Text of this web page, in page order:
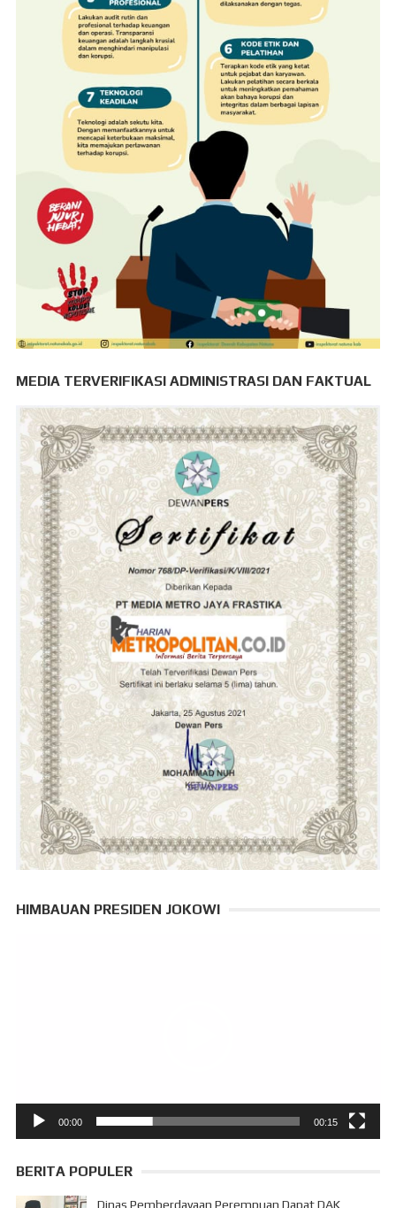
MEDIA TERVERIFIKASI ADMINISTRASI DAN FAKTUAL
HIMBAUAN PRESIDEN JOKOWI
00:00 00:15
BERITA POPULER
Dinas Pemberdayaan Perempuan Dapat DAK